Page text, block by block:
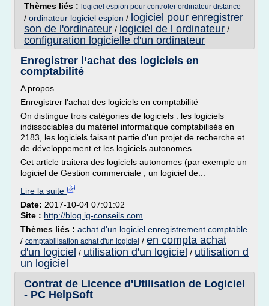
Thèmes liés : logiciel espion pour controler ordinateur distance
/ ordinateur logiciel espion / logiciel pour enregistrer
son de l'ordinateur / logiciel de l ordinateur /
configuration logicielle d'un ordinateur
Enregistrer l’achat des logiciels en
comptabilité
A propos
Enregistrer l'achat des logiciels en comptabilité
On distingue trois catégories de logiciels : les logiciels
indissociables du matériel informatique comptabilisés en
2183, les logiciels faisant partie d'un projet de recherche et
de développement et les logiciels autonomes.
Cet article traitera des logiciels autonomes (par exemple un
logiciel de Gestion commerciale , un logiciel de...
Lire la suite
Date: 2017-10-04 07:01:02
Site : http://blog.ig-conseils.com
Thèmes liés : achat d'un logiciel enregistrement comptable
/ comptabilisation achat d'un logiciel / en compta achat
d'un logiciel / utilisation d'un logiciel / utilisation d
un logiciel
Contrat de Licence d'Utilisation de Logiciel
- PC HelpSoft